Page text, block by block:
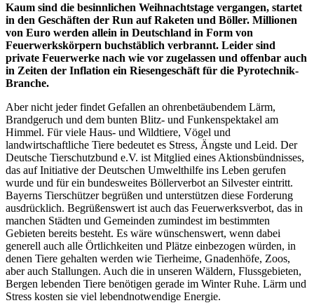
Kaum sind die besinnlichen Weihnachtstage vergangen, startet
in den Geschäften der Run auf Raketen und Böller. Millionen
von Euro werden allein in Deutschland in Form von
Feuerwerkskörpern buchstäblich verbrannt. Leider sind
private Feuerwerke nach wie vor zugelassen und offenbar auch
in Zeiten der Inflation ein Riesengeschäft für die Pyrotechnik-
Branche.
Aber nicht jeder findet Gefallen an ohrenbetäubendem Lärm,
Brandgeruch und dem bunten Blitz- und Funkenspektakel am
Himmel. Für viele Haus- und Wildtiere, Vögel und
landwirtschaftliche Tiere bedeutet es Stress, Ängste und Leid. Der
Deutsche Tierschutzbund e.V. ist Mitglied eines Aktionsbündnisses,
das auf Initiative der Deutschen Umwelthilfe ins Leben gerufen
wurde und für ein bundesweites Böllerverbot an Silvester eintritt.
Bayerns Tierschützer begrüßen und unterstützen diese Forderung
ausdrücklich. Begrüßenswert ist auch das Feuerwerksverbot, das in
manchen Städten und Gemeinden zumindest im bestimmten
Gebieten bereits besteht. Es wäre wünschenswert, wenn dabei
generell auch alle Örtlichkeiten und Plätze einbezogen würden, in
denen Tiere gehalten werden wie Tierheime, Gnadenhöfe, Zoos,
aber auch Stallungen. Auch die in unseren Wäldern, Flussgebieten,
Bergen lebenden Tiere benötigen gerade im Winter Ruhe. Lärm und
Stress kosten sie viel lebendnotwendige Energie.